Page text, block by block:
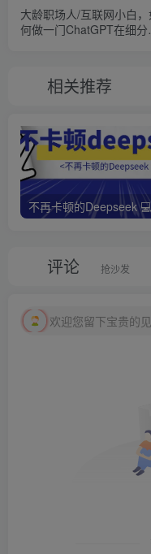
大龄职场人/互联网小白，
何做一门ChatGPT在细分
相关推荐
不再卡顿的Deepseek
评论 抢沙发
欢迎您留下宝贵的见